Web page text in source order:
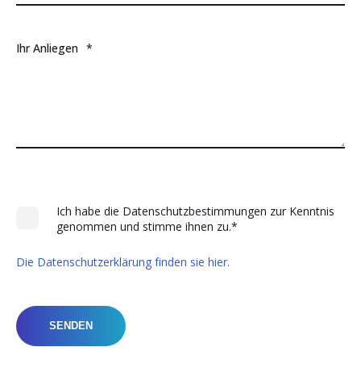
Ihr Anliegen *
Ich habe die Datenschutzbestimmungen zur Kenntnis
genommen und stimme ihnen zu.*
Die Datenschutzerklärung finden sie hier.